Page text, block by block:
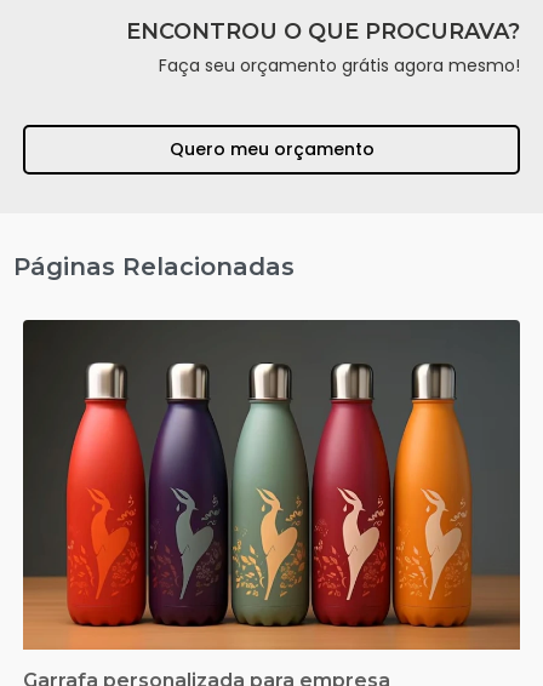
ENCONTROU O QUE PROCURAVA?
Faça seu orçamento grátis agora mesmo!
Quero meu orçamento
Páginas Relacionadas
Garrafa personalizada para empresa